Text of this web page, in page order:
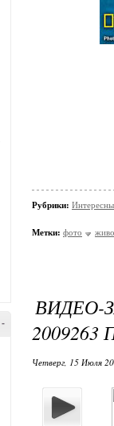
-
Рубрики:
Метки: фото
ВИДЕО-
Четверг, 15 Июля